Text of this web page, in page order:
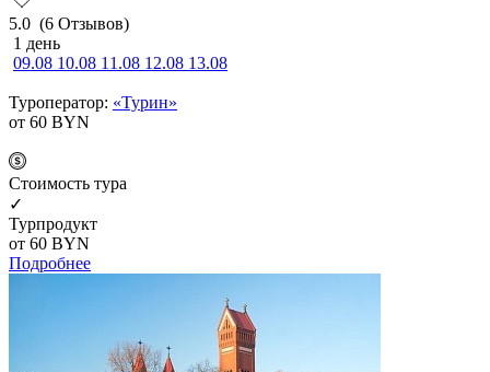
5.0 (6 Отзывов)
1 день
09.08 10.08 11.08 12.08 13.08
Туроператор: «Турин»
от 60 BYN
Cтоимость тура
✓
Турпродукт
от 60 BYN
Подробнее